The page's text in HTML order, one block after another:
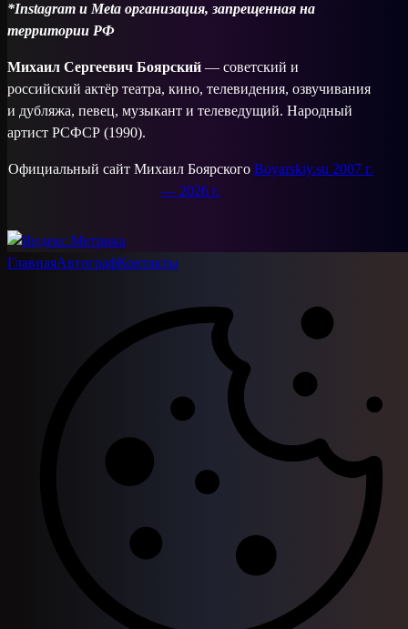
*Instagram и Meta организация, запрещенная на
территории РФ
Михаил Сергеевич Боярский — советский и
российский актёр театра, кино, телевидения, озвучивания
и дубляжа, певец, музыкант и телеведущий. Народный
артист РСФСР (1990).
Официальный сайт Михаил БоярскогоBoyarskiy.su 2007 г.
— 2026 г.
ГлавнаяАвтографКонтакты